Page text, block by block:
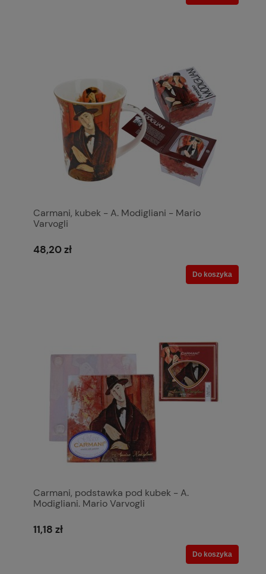
Carmani, kubek - A. Modigliani - Mario
Varvogli
48,20 zł
Do koszyka
Carmani, podstawka pod kubek - A.
Modigliani. Mario Varvogli
11,18 zł
Do koszyka